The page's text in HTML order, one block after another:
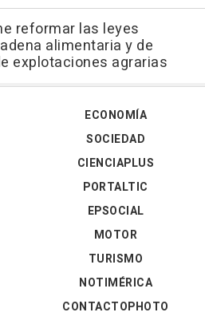
reformar las leyes
alimentaria y de
explotaciones agrarias
ECONOMÍA
SOCIEDAD
CIENCIAPLUS
PORTALTIC
EPSOCIAL
MOTOR
TURISMO
NOTIMÉRICA
CONTACTOPHOTO